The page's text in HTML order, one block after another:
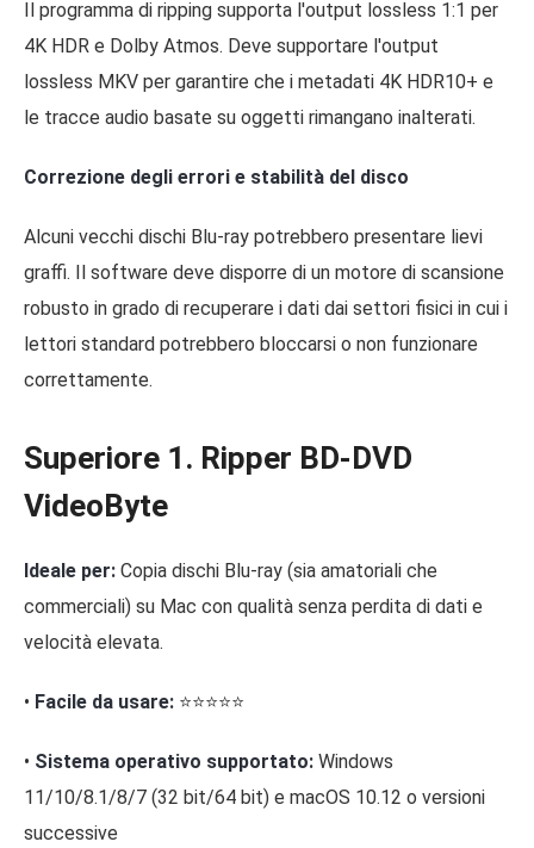
Il programma di ripping supporta l'output lossless 1:1 per
4K HDR e Dolby Atmos. Deve supportare l'output
lossless MKV per garantire che i metadati 4K HDR10+ e
le tracce audio basate su oggetti rimangano inalterati.
Correzione degli errori e stabilità del disco
Alcuni vecchi dischi Blu-ray potrebbero presentare lievi
graffi. Il software deve disporre di un motore di scansione
robusto in grado di recuperare i dati dai settori fisici in cui i
lettori standard potrebbero bloccarsi o non funzionare
correttamente.
Superiore 1. Ripper BD-DVD
VideoByte
Ideale per: Copia dischi Blu-ray (sia amatoriali che
commerciali) su Mac con qualità senza perdita di dati e
velocità elevata.
• Facile da usare: ⭐⭐⭐⭐⭐
• Sistema operativo supportato: Windows
11/10/8.1/8/7 (32 bit/64 bit) e macOS 10.12 o versioni
successive